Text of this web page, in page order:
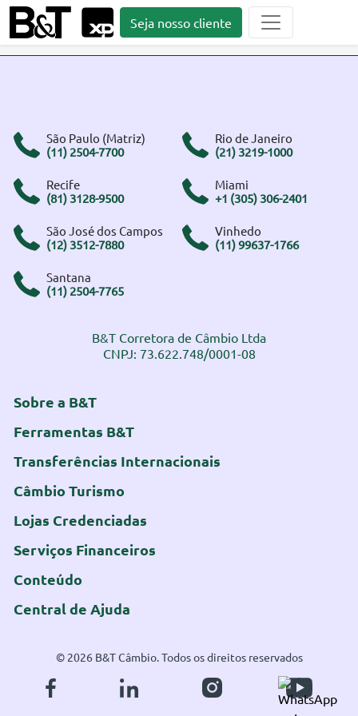
Seja nosso cliente
São Paulo (Matriz)
(11) 2504-7700
Rio de Janeiro
(21) 3219-1000
Recife
(81) 3128-9500
Miami
+1 (305) 306-2401
São José dos Campos
(12) 3512-7880
Vinhedo
(11) 99637-1766
Santana
(11) 2504-7765
B&T Corretora de Câmbio Ltda
CNPJ: 73.622.748/0001-08
Sobre a B&T
Ferramentas B&T
Transferências Internacionais
Câmbio Turismo
Lojas Credenciadas
Serviços Financeiros
Conteúdo
Central de Ajuda
© 2026 B&T Câmbio. Todos os direitos reservados